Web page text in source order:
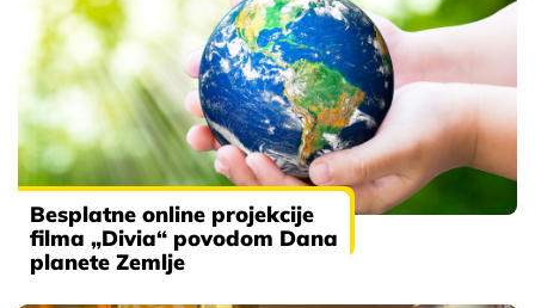
Besplatne online projekcije
filma „Divia“ povodom Dana
planete Zemlje